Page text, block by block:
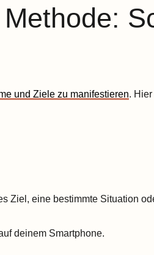
und Ziele zu manifestieren.
Ziel, eine bestimmte Situation
deinem Smartphone.